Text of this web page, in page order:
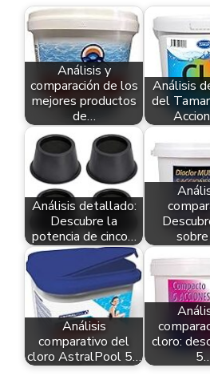
Análisis y
comparación de los
mejores productos
de…
Análisis
del
Análisis detallado:
Descubre la
potencia de cinco…
Análisis
comparativo del
cloro AstralPool 5…
cloro: